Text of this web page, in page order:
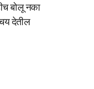
बोलू नका
देतील